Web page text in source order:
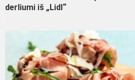
derliumi iš „Lidl“